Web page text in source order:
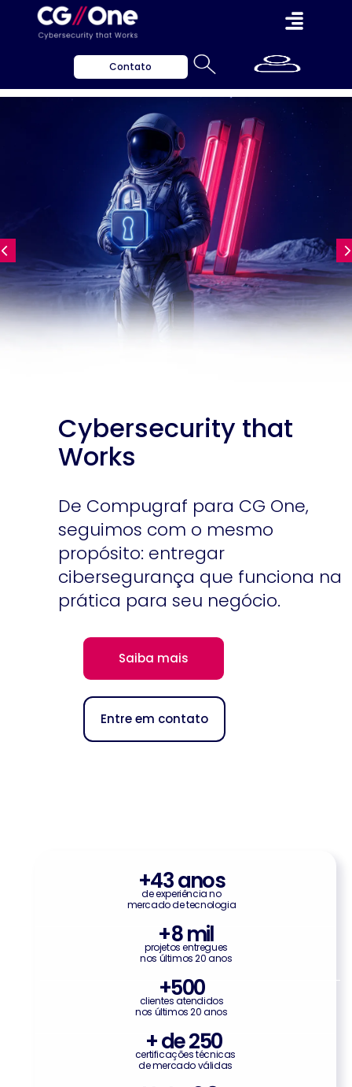
Contato
Cybersecurity that
Works
De Compugraf para CG One,
seguimos com o mesmo
propósito: entregar
cibersegurança que funciona na
prática para seu negócio.
Saiba mais
Entre em contato
de experiência no
mercado de tecnologia
+43 anos
projetos entregues
nos últimos 20 anos
+8 mil
clientes atendidos
nos últimos 20 anos
+500
certificações técnicas
de mercado válidas
+ de 250